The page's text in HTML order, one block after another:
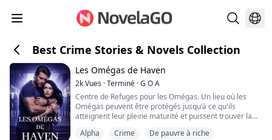
Best Crime Stories & Novels Collection
Les Omégas de Haven
2kVues ·Terminé ·G O A
Centre de Refuges pour les Omégas. Un lieu où les
Omégas peuvent être protégés jusqu'à ce qu'ils
atteignent leur pleine maturité et puissent trouver la
Alpha Crime De pauvre à riche